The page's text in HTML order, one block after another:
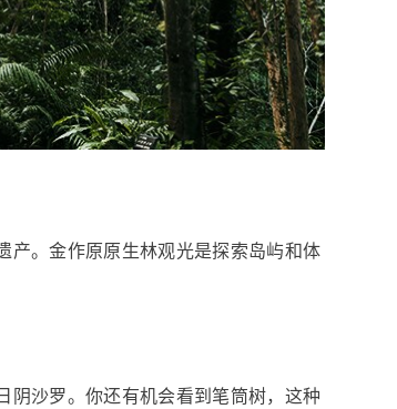
产。金作原原生林观光是探索岛屿和体
阴沙罗。你还有机会看到笔筒树，这种